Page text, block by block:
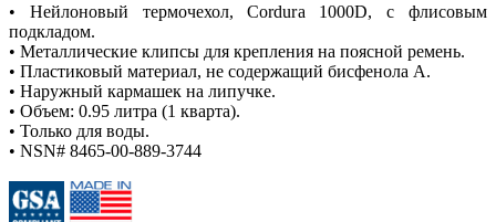
• Нейлоновый термочехол, Cordura 1000D, с флисовым
подкладом.
• Металлические клипсы для крепления на поясной ремень.
• Пластиковый материал, не содержащий бисфенола А.
• Наружный кармашек на липучке.
• Объем: 0.95 литра (1 кварта).
• Только для воды.
• NSN# 8465-00-889-3744